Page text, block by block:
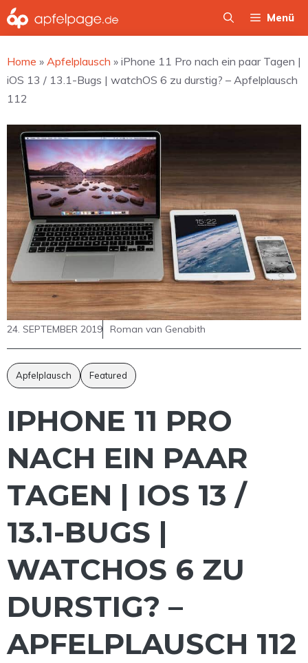
Zum
Inhalt
Menü
Home » Apfelplausch » iPhone 11 Pro nach ein paar Tagen |
iOS 13 / 13.1-Bugs | watchOS 6 zu durstig? – Apfelplausch
112
24. SEPTEMBER 2019 Roman van Genabith
Apfelplausch Featured
IPHONE 11 PRO
NACH EIN PAAR
TAGEN | IOS 13 /
13.1-BUGS |
WATCHOS 6 ZU
DURSTIG? –
APFELPLAUSCH 112